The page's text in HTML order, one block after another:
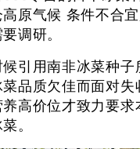
原气候 条件不合
要调研。
引用南非冰菜种子
品质欠佳而面对失
高价位才致力要
。